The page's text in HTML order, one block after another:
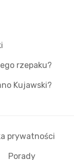
rzepaku?
Kujawski?
prywatności
Porady